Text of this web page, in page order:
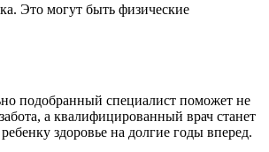
Это могут быть физические
подобранный специалист поможет не
а квалифицированный врач станет
здоровье на долгие годы вперед.